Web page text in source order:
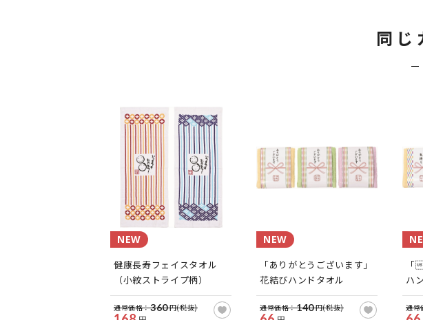
同じ
NEW
健康長寿フェイスタオル
（小紋ストライプ柄）
通常価格：360円(税抜)
NEW
「ありがとうございます」
花結びハンドタオル
通常価格：140円(税抜)
「
ハ
通常